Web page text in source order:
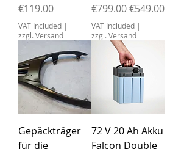
Price
€119.00
VAT Included |
zzgl. Versand
Regular Price
€799.00Sale Price
€549.00
VAT Included |
zzgl. Versand
Gepäckträger
für die
72 V 20 Ah Akku
Falcon Double